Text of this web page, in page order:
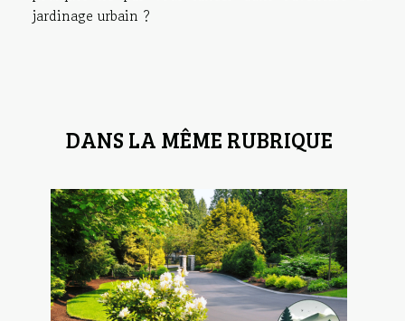
jardinage urbain ?
DANS LA MÊME RUBRIQUE